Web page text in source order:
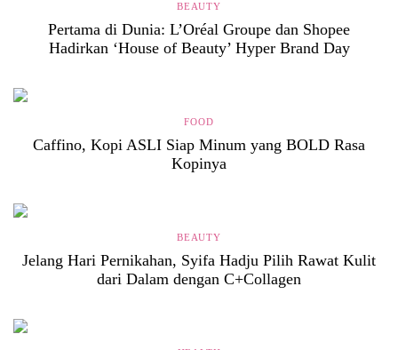
BEAUTY
Pertama di Dunia: L’Oréal Groupe dan Shopee
Hadirkan ‘House of Beauty’ Hyper Brand Day
FOOD
Caffino, Kopi ASLI Siap Minum yang BOLD Rasa
Kopinya
BEAUTY
Jelang Hari Pernikahan, Syifa Hadju Pilih Rawat Kulit
dari Dalam dengan C+Collagen